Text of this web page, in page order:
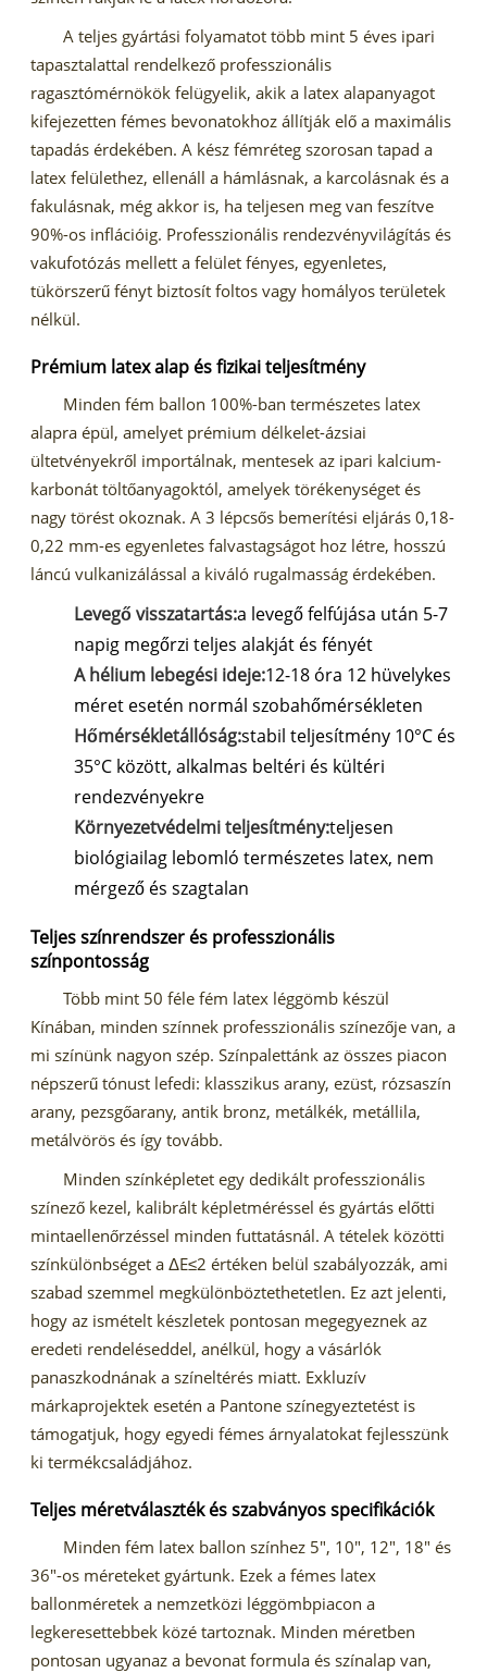
A teljes gyártási folyamatot több mint 5 éves ipari
tapasztalattal rendelkező professzionális
ragasztómérnökök felügyelik, akik a latex alapanyagot
kifejezetten fémes bevonatokhoz állítják elő a maximális
tapadás érdekében. A kész fémréteg szorosan tapad a
latex felülethez, ellenáll a hámlásnak, a karcolásnak és a
fakulásnak, még akkor is, ha teljesen meg van feszítve
90%-os inflációig. Professzionális rendezvényvilágítás és
vakufotózás mellett a felület fényes, egyenletes,
tükörszerű fényt biztosít foltos vagy homályos területek
nélkül.
Prémium latex alap és fizikai teljesítmény
Minden fém ballon 100%-ban természetes latex
alapra épül, amelyet prémium délkelet-ázsiai
ültetvényekről importálnak, mentesek az ipari kalcium-
karbonát töltőanyagoktól, amelyek törékenységet és
nagy törést okoznak. A 3 lépcsős bemerítési eljárás 0,18-
0,22 mm-es egyenletes falvastagságot hoz létre, hosszú
láncú vulkanizálással a kiváló rugalmasság érdekében.
Levegő visszatartás:a levegő felfújása után 5-7
napig megőrzi teljes alakját és fényét
A hélium lebegési ideje:12-18 óra 12 hüvelykes
méret esetén normál szobahőmérsékleten
Hőmérsékletállóság:stabil teljesítmény 10°C és
35°C között, alkalmas beltéri és kültéri
rendezvényekre
Környezetvédelmi teljesítmény:teljesen
biológiailag lebomló természetes latex, nem
mérgező és szagtalan
Teljes színrendszer és professzionális
színpontosság
Több mint 50 féle fém latex léggömb készül
Kínában, minden színnek professzionális színezője van, a
mi színünk nagyon szép. Színpalettánk az összes piacon
népszerű tónust lefedi: klasszikus arany, ezüst, rózsaszín
arany, pezsgőarany, antik bronz, metálkék, metállila,
metálvörös és így tovább.
Minden színképletet egy dedikált professzionális
színező kezel, kalibrált képletméréssel és gyártás előtti
mintaellenőrzéssel minden futtatásnál. A tételek közötti
színkülönbséget a ΔE≤2 értéken belül szabályozzák, ami
szabad szemmel megkülönböztethetetlen. Ez azt jelenti,
hogy az ismételt készletek pontosan megegyeznek az
eredeti rendeléseddel, anélkül, hogy a vásárlók
panaszkodnának a színeltérés miatt. Exkluzív
márkaprojektek esetén a Pantone színegyeztetést is
támogatjuk, hogy egyedi fémes árnyalatokat fejlesszünk
ki termékcsaládjához.
Teljes méretválaszték és szabványos specifikációk
Minden fém latex ballon színhez 5", 10", 12", 18" és
36"-os méreteket gyártunk. Ezek a fémes latex
ballonméretek a nemzetközi léggömbpiacon a
legkeresettebbek közé tartoznak. Minden méretben
pontosan ugyanaz a bevonat formula és színalap van,